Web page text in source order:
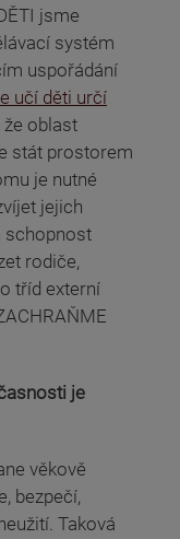
jsme
systém
uspořádání
učí děti určí
že oblast
stát prostorem
je nutné
jejich
schopnost
rodiče,
tříd externí
je
věkově
bezpečí,
Taková